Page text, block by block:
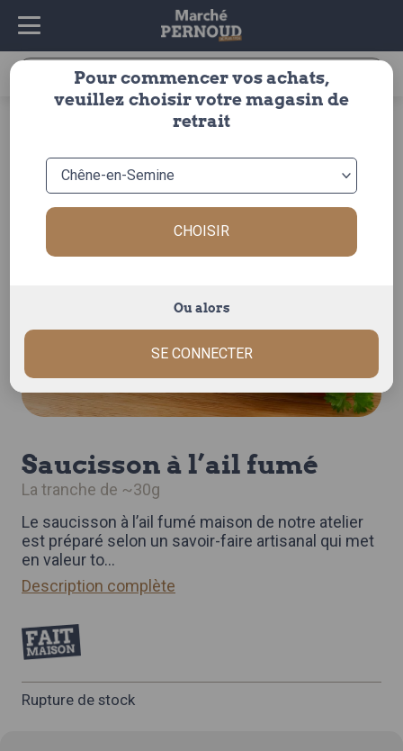
Recherche
charcuterie
saucisson à l’ail fumé
la tranche de ~30g
Le saucisson à l’ail fumé maison de notre atelier
est préparé selon un savoir-faire artisanal qui met
en valeur to...
Description complète
Rupture de stock
Pour commencer vos achats,
veuillez choisir votre magasin de
retrait
CHOISIR
Ou alors
SE CONNECTER